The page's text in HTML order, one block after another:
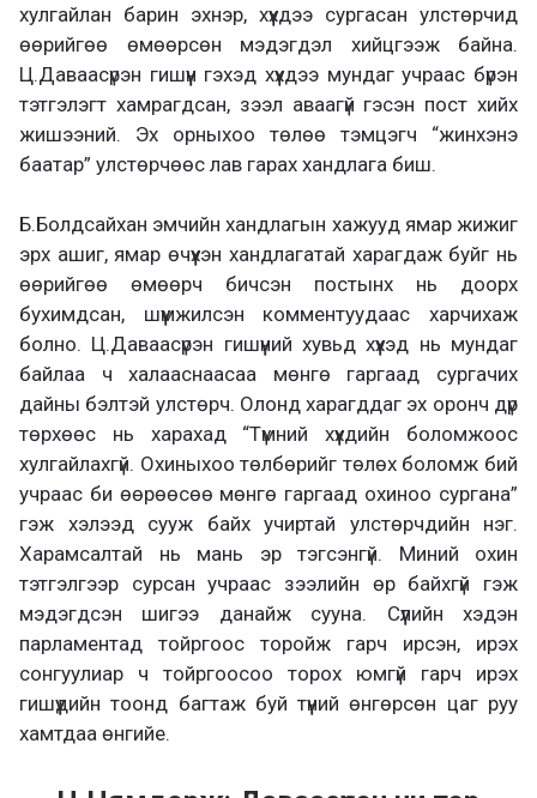
хулгайлан барин эхнэр, хүүхдээ сургасан улстөрчид
өөрийгөө өмөөрсөн мэдэгдэл хийцгээж байна.
Ц.Даваасүрэн гишүүн гэхэд хүүхдээ мундаг учраас бүрэн
тэтгэлэгт хамрагдсан, зээл аваагүй гэсэн пост хийх
жишээний. Эх орныхоо төлөө тэмцэгч “жинхэнэ
баатар” улстөрчөөс лав гарах хандлага биш.
Б.Болдсайхан эмчийн хандлагын хажууд ямар жижиг
эрх ашиг, ямар өчүүхэн хандлагатай харагдаж буйг нь
өөрийгөө өмөөрч бичсэн постынх нь доорх
бухимдсан, шүүмжилсэн комментуудаас харчихаж
болно. Ц.Даваасүрэн гишүүний хувьд хүүхэд нь мундаг
байлаа ч халааснаасаа мөнгө гаргаад сургачих
дайны бэлтэй улстөрч. Олонд харагддаг эх оронч дүр
төрхөөс нь харахад “Түмний хүүхдийн боломжоос
хулгайлахгүй. Охиныхоо төлбөрийг төлөх боломж бий
учраас би өөрөөсөө мөнгө гаргаад охиноо сургана”
гэж хэлээд сууж байх учиртай улстөрчдийн нэг.
Харамсалтай нь мань эр тэгсэнгүй. Миний охин
тэтгэлгээр сурсан учраас зээлийн өр байхгүй гэж
мэдэгдсэн шигээ данайж сууна. Сүүлийн хэдэн
парламентад тойргоос торойж гарч ирсэн, ирэх
сонгуулиар ч тойргоосоо торох юмгүй гарч ирэх
гишүүдийн тоонд багтаж буй түүний өнгөрсөн цаг руу
хамтдаа өнгийе.